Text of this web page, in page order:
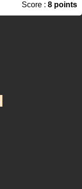
Score : 8 points